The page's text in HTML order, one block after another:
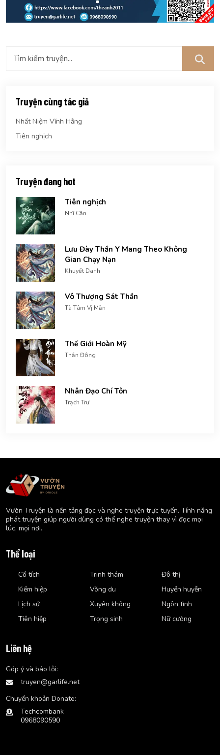
Truyện cùng tác giả
Nhất Niệm Vĩnh Hằng
Tiên nghịch
Truyện đang hot
Tiên nghịch
Nhĩ Căn
Lưu Đày Thần Y Mang Theo Không
Gian Chạy Nạn
Khuyết Danh
Vô Thượng Sát Thần
Tà Tâm Vị Mẫn
Thế Giới Hoàn Mỹ
Thần Đông
Nhân Đạo Chí Tôn
Trạch Trư
Vườn Truyện là nền tảng đọc và nghe truyện trực tuyến. Tính năng
phát truyện giúp người dùng có thể nghe truyện thay vì đọc mọi
lúc, mọi nơi.
Thể loại
Cổ tích
Kiếm hiệp
Lịch sử
Tiên hiệp
Trinh thám
Võng du
Xuyên không
Trọng sinh
Đô thị
Huyền huyễn
Ngôn tình
Nữ cường
Liên hệ
Góp ý và báo lỗi:
truyen@garlife.net
Chuyển khoản Donate:
Techcombank
0968090590